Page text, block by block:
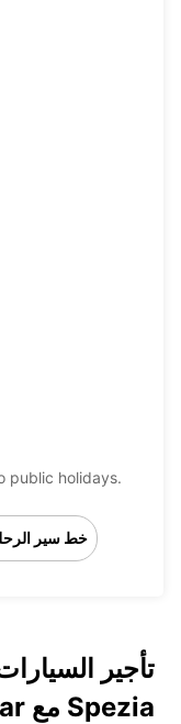
public holidays.
خط سير
Spezia مع Europcar